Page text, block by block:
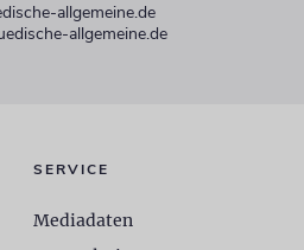
allgemeine.de
allgemeine.de
SERVICE
Mediadaten